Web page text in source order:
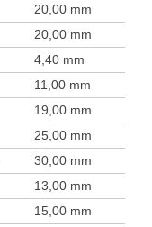
20,00 mm
20,00 mm
4,40 mm
11,00 mm
19,00 mm
25,00 mm
30,00 mm
13,00 mm
15,00 mm